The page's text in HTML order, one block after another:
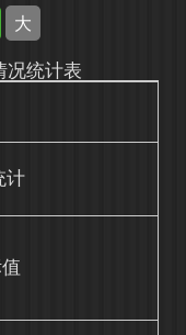
大
况统计表
计